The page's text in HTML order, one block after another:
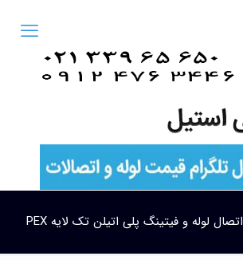
اتصال لوله و فیتینگ پلی اتیلن تک لایه PEX